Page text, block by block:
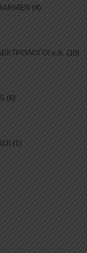
(4)
κ.ά. (10)
(6)
(1)